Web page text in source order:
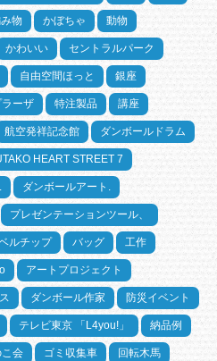
物 かぼちゃ 動物
かわいい セントラルパーク
自由空間ほっと 銀座
ーザ 特注製品 講座
航空発祥記念館 ダンボールドラム
HEART STREET 7
ダンボールアート.
プレゼンテーションツール、
ルチップ バッグ 工作
アートプロジェクト
ダンボール作家 防災イベント
テレビ東京 「L4you!」 納品例
会 ゴミ収集車 回転木馬